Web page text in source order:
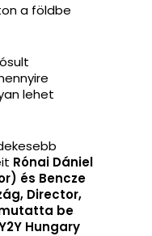
a földbe
lehet
Rónai Dániel
és Bencze
Director,
be
Hungary